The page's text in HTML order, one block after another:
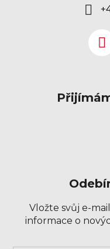
Vložte svůj e-
informace o